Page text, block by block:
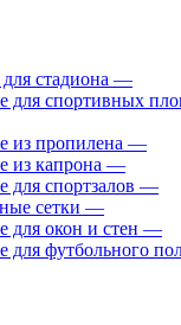
стадиона —
для спортивных
из пропилена —
из капрона —
для спортзалов —
сетки —
для окон и стен —
для футбольного